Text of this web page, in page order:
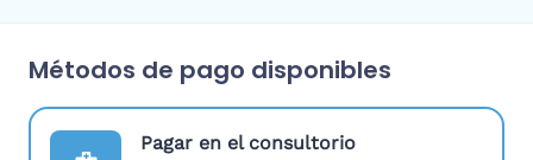
Métodos de pago disponibles
Pagar en el consultorio